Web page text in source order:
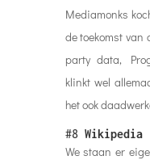
Mediamonks
de toekomst
party data,
klinkt wel
het ook
#8 Wikipedia
We staan er